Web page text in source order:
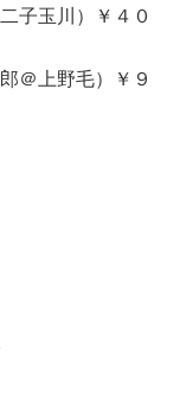
子玉川）￥４０
＠上野毛）￥９